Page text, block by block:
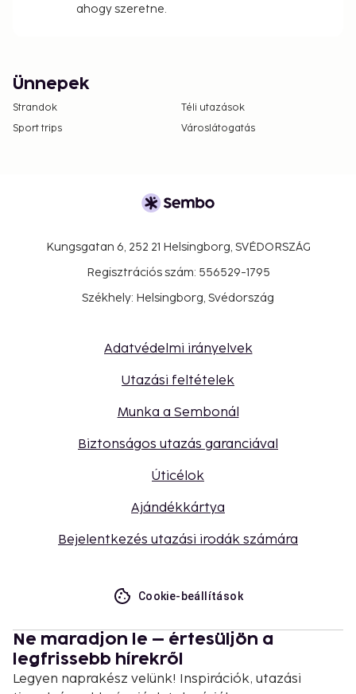
ahogy szeretne.
Ünnepek
Strandok
Téli utazások
Sport trips
Városlátogatás
Kungsgatan 6, 252 21 Helsingborg, SVÉDORSZÁG
Regisztrációs szám: 556529-1795
Székhely: Helsingborg, Svédország
Adatvédelmi irányelvek
Utazási feltételek
Munka a Sembonál
Biztonságos utazás garanciával
Úticélok
Ajándékkártya
Bejelentkezés utazási irodák számára
Cookie-beállítások
Ne maradjon le – értesüljön a
legfrissebb hírekről
Legyen naprakész velünk! Inspirációk, utazási